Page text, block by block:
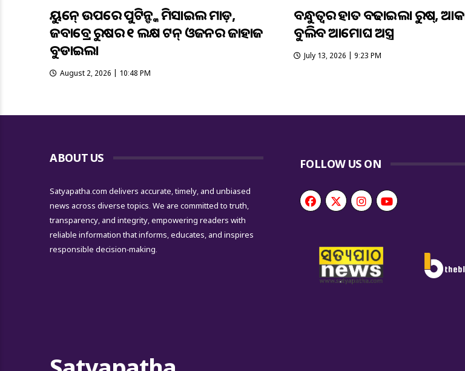
ୟୁକ୍ରେନ୍ ଉପରେ ପୁଟିନ୍ଙ୍କ ମିସାଇଲ ମାଡ଼,
ଜବାବ୍ରେ ରୁଷର ୧ ଲକ୍ଷ ଟନ୍ ଓଜନର ଜାହାଜ
ବୁଡାଇଲା
August 2, 2026 | 10:48 PM
ବନ୍ଧୁତ୍ବର ହାତ ବଢାଇଲା ରୁଷ୍,
ବୁଲିବ ଆମୋଘ ଅସ୍ତ୍ର
July 13, 2026 | 9:23 PM
ABOUT US
Satyapatha.com delivers accurate, timely, and unbiased
news across diverse topics. We are committed to truth,
transparency, and integrity, empowering readers with
reliable information that informs, educates, and inspires
responsible decision-making.
FOLLOW US ON